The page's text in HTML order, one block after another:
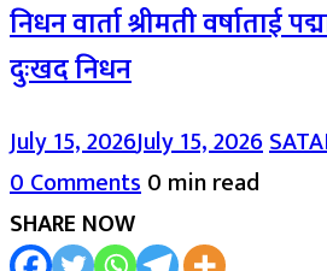
निधन वार्ता श्रीमती वर्षाताई
दुःखद निधन
July 15, 2026July 15, 2026
0 Comments0 min read
SHARE NOW